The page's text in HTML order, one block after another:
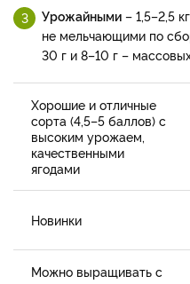
Урожайными – 1,5–2,5
не мельчающими по
30 г и 8–10 г –
Хорошие и отличные
сорта (4,5–5 баллов) с
высоким урожаем,
качественными
ягодами
Новинки
Можно выращивать с